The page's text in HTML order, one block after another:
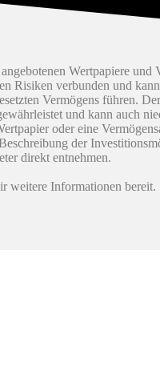
Wertpapiere und
Risiken verbunden und
Vermögens führen.
und kann auch
oder eine
der
direkt entnehmen.
weitere Informationen bereit.